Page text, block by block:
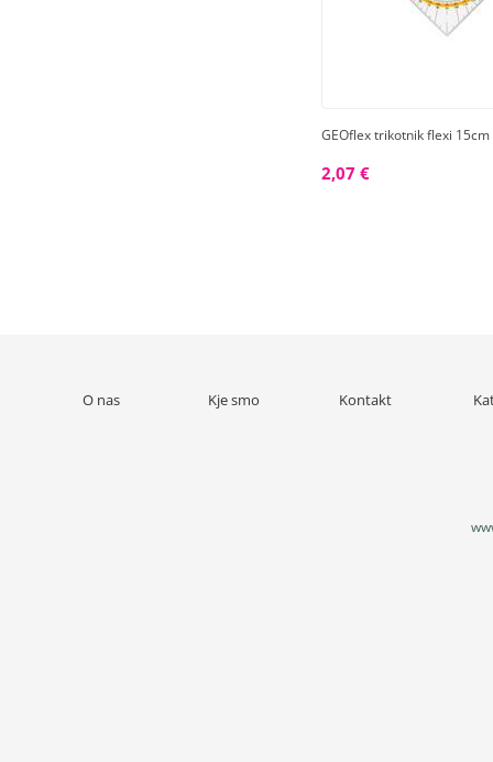
GEOflex trikotnik flexi 15cm
2,07 €
O nas Kje smo Kontakt